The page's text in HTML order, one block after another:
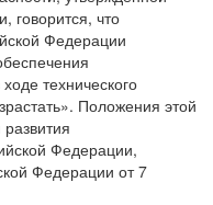
говорится, что
Федерации
технического
Положения этой
Федерации,
Федерации от 7